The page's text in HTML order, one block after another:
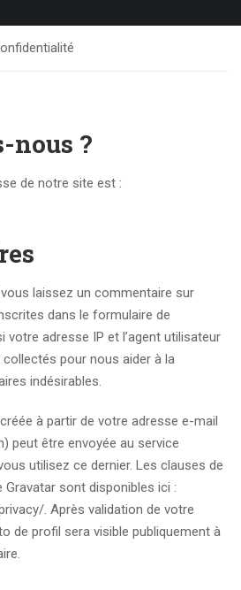
nous ?
de notre site est :
laissez un commentaire sur
dans le formulaire de
votre adresse IP et l’agent utilisateur
pour nous aider à la
indésirables.
à partir de votre adresse e-mail
peut être envoyée au service
utilisez ce dernier. Les clauses de
sont disponibles ici :
. Après validation de votre
de profil sera visible publiquement à